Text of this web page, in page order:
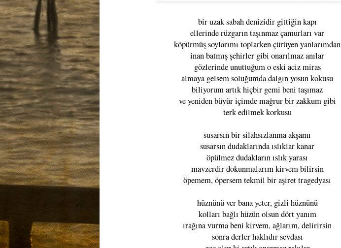
bir uzak sabah denizidir gittiğin kapı
ellerinde rüzgarın taşınmaz çamurları var
köpürmüş soylarımı toplarken çürüyen yanlarımdan
inan batmış şehirler gibi onarılmaz anılar
gözlerinde unuttuğum o eski aciz miras
almaya gelsem soluğumda dalgın yosun kokusu
biliyorum artık hiçbir gemi beni taşımaz
ve yeniden büyür içimde mağrur bir zakkum gibi
terk edilmek korkusu
susarsın bir silahsızlanma akşamı
susarsın dudaklarında ıslıklar kanar
öpülmez dudakların ıslık yarası
mavzerdir dokunmalarım kirvem bilirsin
öpemem, öpersem tekmil bir aşiret tragedyası
hüznünü ver bana yeter, gizli hüznünü
kolları bağlı hüzün olsun dört yanım
ırağına vurma beni kirvem, ağlarım, delirirsin
sonra derler haklıdır sevdası